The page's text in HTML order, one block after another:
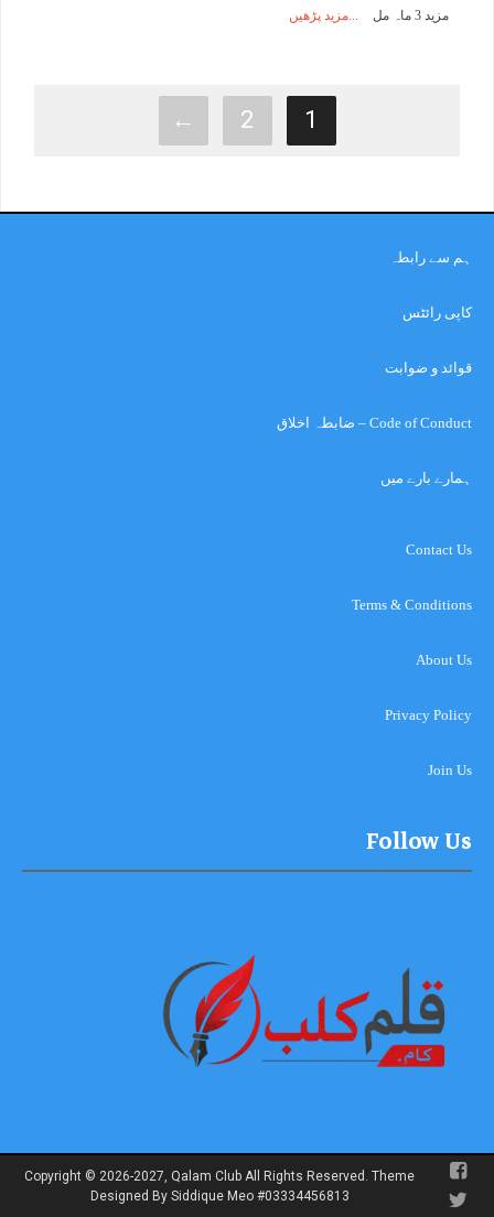
مزید 3 ماہ مل مزید پڑھیں
1
2
←
ہم سے رابطہ
کاپی رائٹس
قوائد و ضوابت
Code of Conduct – ضابطہ اخلاق
ہمارے بارے میں
Contact Us
Terms & Conditions
About Us
Privacy Policy
Join Us
Follow Us
Copyright © 2026-2027, Qalam Club All Rights Reserved. Theme
Designed By Siddique Meo #03334456813